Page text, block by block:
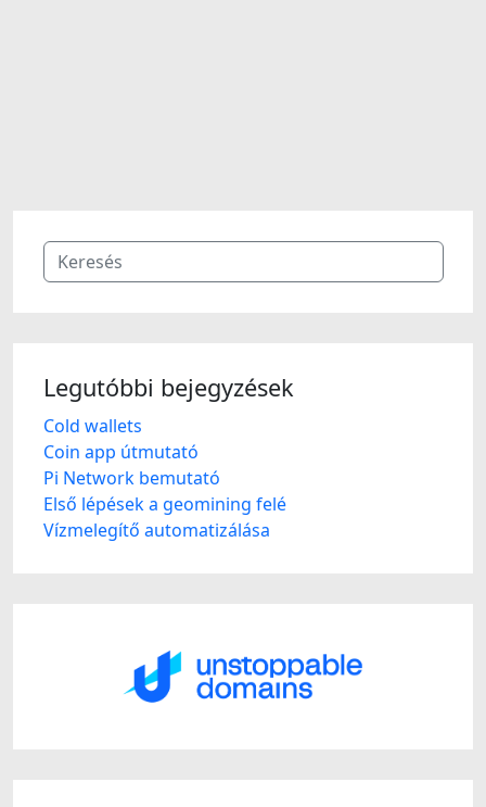
Legutóbbi bejegyzések
Cold wallets
Coin app útmutató
Pi Network bemutató
Első lépések a geomining felé
Vízmelegítő automatizálása